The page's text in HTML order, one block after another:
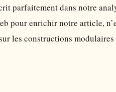
parfaitement dans notre
pour enrichir notre article,
les constructions modulaires